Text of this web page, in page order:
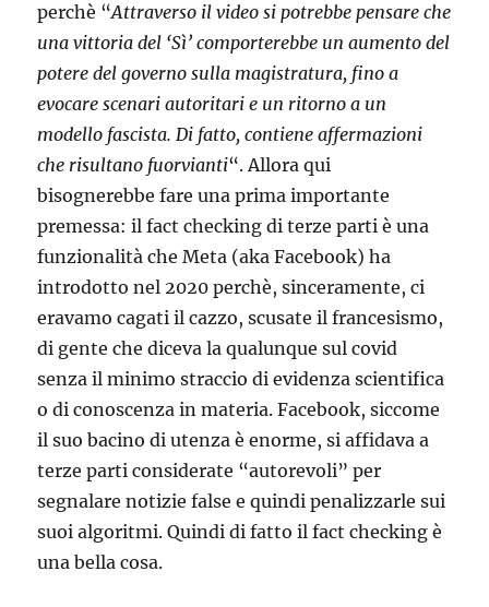
perchè “Attraverso il video si potrebbe pensare che
una vittoria del ‘Sì’ comporterebbe un aumento del
potere del governo sulla magistratura, fino a
evocare scenari autoritari e un ritorno a un
modello fascista. Di fatto, contiene affermazioni
che risultano fuorvianti“. Allora qui
bisognerebbe fare una prima importante
premessa: il fact checking di terze parti è una
funzionalità che Meta (aka Facebook) ha
introdotto nel 2020 perchè, sinceramente, ci
eravamo cagati il cazzo, scusate il francesismo,
di gente che diceva la qualunque sul covid
senza il minimo straccio di evidenza scientifica
o di conoscenza in materia. Facebook, siccome
il suo bacino di utenza è enorme, si affidava a
terze parti considerate “autorevoli” per
segnalare notizie false e quindi penalizzarle sui
suoi algoritmi. Quindi di fatto il fact checking è
una bella cosa.